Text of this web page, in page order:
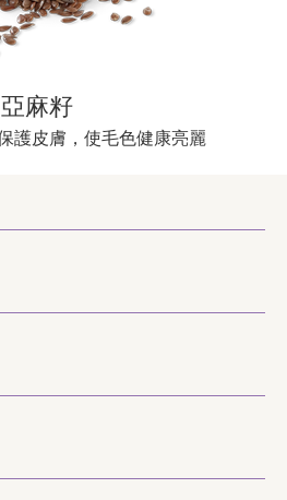
亞麻籽
護皮膚，使毛色健康亮麗